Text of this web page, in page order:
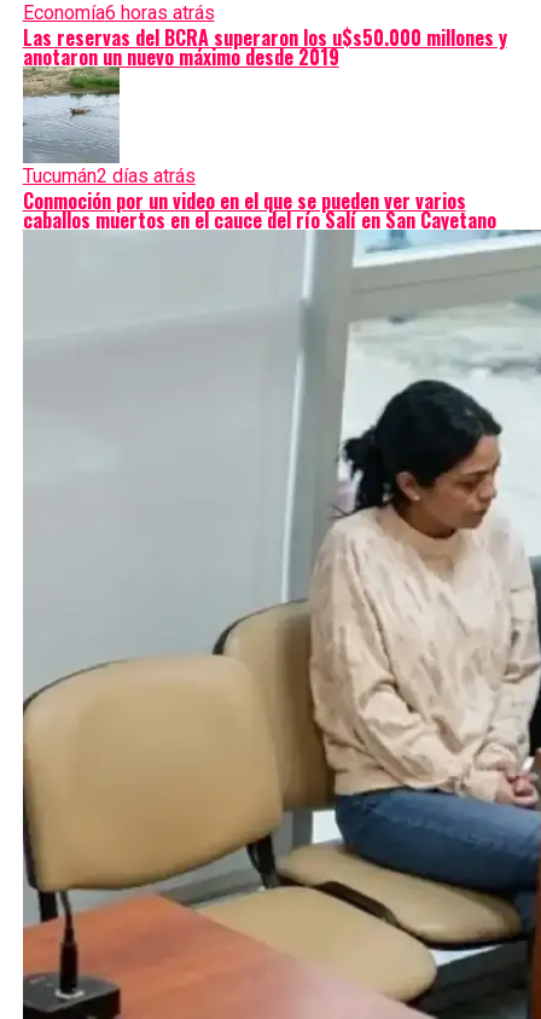
Economía6 horas atrás
Las reservas del BCRA superaron los u$s50.000 millones y
anotaron un nuevo máximo desde 2019
Tucumán2 días atrás
Conmoción por un video en el que se pueden ver varios
caballos muertos en el cauce del río Salí en San Cayetano